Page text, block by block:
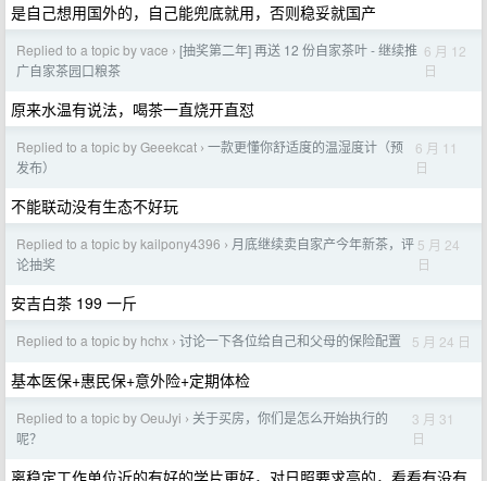
是自己想用国外的，自己能兜底就用，否则稳妥就国产
Replied to a topic by vace › [抽奖第二年] 再送 12 份自家茶叶 - 继续推
广自家茶园口粮茶
6 月 12
日
原来水温有说法，喝茶一直烧开直怼
Replied to a topic by Geeekcat › 一款更懂你舒适度的温湿度计（预
发布）
6 月 11
日
不能联动没有生态不好玩
Replied to a topic by kailpony4396 › 月底继续卖自家产今年新茶，评
论抽奖
5 月 24
日
安吉白茶 199 一斤
Replied to a topic by hchx › 讨论一下各位给自己和父母的保险配置 5 月 24 日
基本医保+惠民保+意外险+定期体检
Replied to a topic by OeuJyi › 关于买房，你们是怎么开始执行的
呢？
3 月 31
日
离稳定工作单位近的有好的学片更好，对日照要求高的，看看有没有